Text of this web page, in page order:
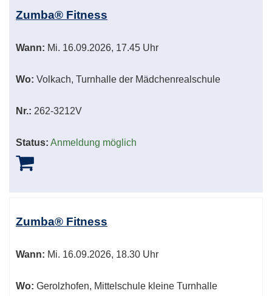
Zumba® Fitness
Wann: Mi. 16.09.2026, 17.45 Uhr
Wo: Volkach, Turnhalle der Mädchenrealschule
Nr.: 262-3212V
Status: Anmeldung möglich
Zumba® Fitness
Wann: Mi. 16.09.2026, 18.30 Uhr
Wo: Gerolzhofen, Mittelschule kleine Turnhalle